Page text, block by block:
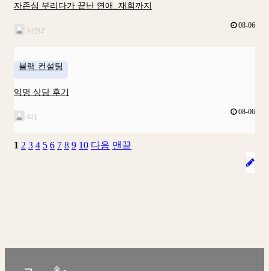
자존심 부리다가 끝난 연애..재회까지
서연2
08-06
블랙 컨설팅
익명 상담 후기
익1
08-06
1 2 3 4 5 6 7 8 9 10 다음 맨끝